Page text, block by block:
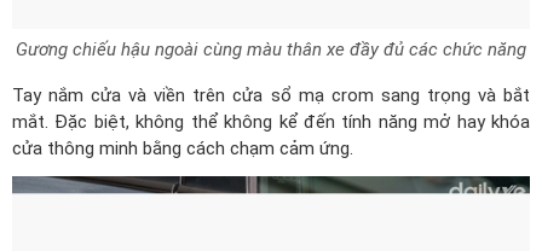
Tay nắm cửa và viền trên cửa sổ mạ crom sang trọng và bắt
cửa thông minh bằng cách chạm cảm ứng.